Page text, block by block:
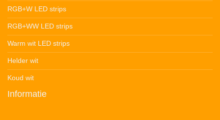
RGB+W LED strips
RGB+WW LED strips
Warm wit LED strips
Helder wit
Koud wit
Informatie